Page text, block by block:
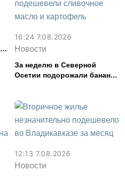
16:24 7.08.2026
Новости
За неделю в Северной
Осетии подорожали бананы
картофель
12:13 7.08.2026
Новости